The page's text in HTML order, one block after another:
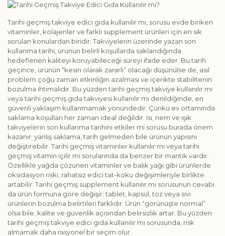
Tarihi geçmiş takviye edici gıda kullanılır mı, sorusu evde biriken
vitaminler, kolajenler ve farklı supplement ürünleri için en sık
sorulan konulardan biridir. Takviyelerin üzerinde yazan son
kullanma tarihi, ürünün belirli koşullarda saklandığında
hedeflenen kaliteyi koruyabileceği süreyi ifade eder. Bu tarih
geçince, ürünün “kesin olarak zararlı” olacağı düşünülse de, asıl
problem çoğu zaman etkinliğin azalması ve içerikte stabilitenin
bozulma ihtimalidir. Bu yüzden tarihi geçmiş takviye kullanılır mı
veya tarihi geçmiş gıda takviyesi kullanılır mı denildiğinde, en
güvenli yaklaşım kullanmamak yönündedir. Çünkü ev ortamında
saklama koşulları her zaman ideal değildir. Isı, nem ve ışık
takviyelerin son kullanma tarihini etkiler mi sorusu burada önem
kazanır; yanlış saklama, tarih gelmeden bile ürünün yapısını
değiştirebilir. Tarihi geçmiş vitaminler kullanılır mı veya tarihi
geçmiş vitamin içilir mi sorularında da benzer bir mantık vardır.
Özellikle yağda çözünen vitaminler ve balık yağı gibi ürünlerde
oksidasyon riski, rahatsız edici tat-koku değişimleriyle birlikte
artabilir. Tarihi geçmiş supplement kullanılır mı sorusunun cevabı
da ürün formuna göre değişir; tablet, kapsül, toz veya sıvı
ürünlerin bozulma belirtileri farklıdır. Ürün “görünüşte normal”
olsa bile, kalite ve güvenlik açısından belirsizlik artar. Bu yüzden
tarihi geçmiş takviye edici gıda kullanılır mı sorusunda, risk
almamak daha rasyonel bir seçim olur.